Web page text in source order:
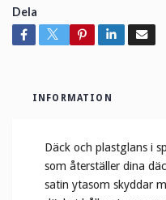
Dela
INFORMATION
Däck och plastglans i
som återställer dina
satin ytasom skyddar